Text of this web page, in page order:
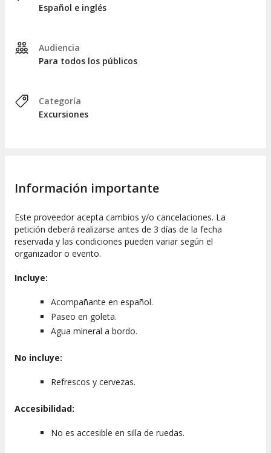
impredecible. La cantidad de avistamientos dependerá de
Español e inglés
Audiencia
Para todos los públicos
Categoría
Excursiones
Información importante
Este proveedor acepta cambios y/o cancelaciones. La
petición deberá realizarse antes de 3 días de la fecha
reservada y las condiciones pueden variar según el
organizador o evento.
Incluye:
Acompañante en español.
Paseo en goleta.
Agua mineral a bordo.
No incluye:
Refrescos y cervezas.
Accesibilidad:
No es accesible en silla de ruedas.